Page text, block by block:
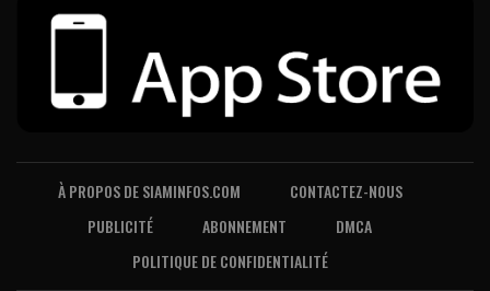
À PROPOS DE SIAMINFOS.COM
CONTACTEZ-NOUS
PUBLICITÉ
ABONNEMENT
DMCA
POLITIQUE DE CONFIDENTIALITÉ